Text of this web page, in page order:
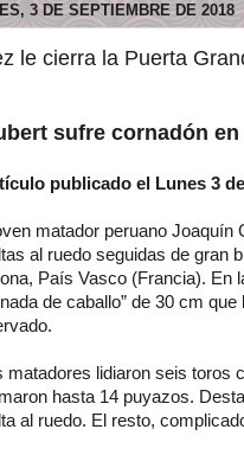
3 DE SEPTIEMBRE DE 2018
le cierra la Puerta
sufre cornadón
publicado el Lunes 3
matador peruano Joaquín
al ruedo seguidas de gran
País Vasco (Francia). En
de caballo” de 30 cm
matadores lidiaron seis toros
hasta 14 puyazos.
al ruedo. El resto,
crédito y enlace su origen.